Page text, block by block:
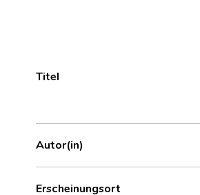
Titel
Autor(in)
Erscheinungsort